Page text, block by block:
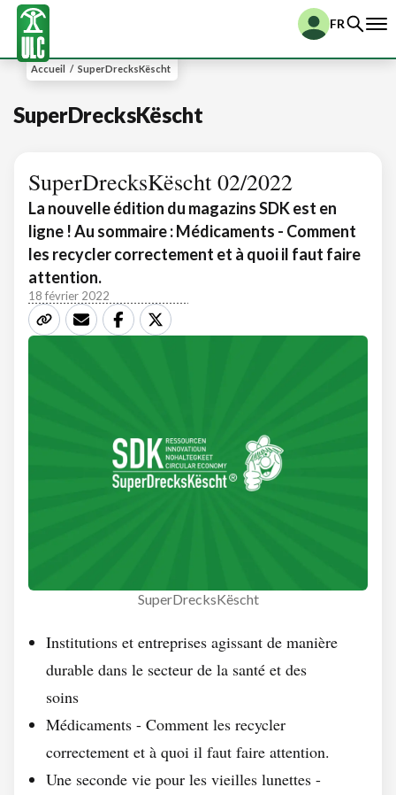
FR
Accueil / SuperDrecksKëscht
SuperDrecksKëscht
SuperDrecksKëscht 02/2022
La nouvelle édition du magazins SDK est en
ligne ! Au sommaire : Médicaments - Comment
les recycler correctement et à quoi il faut faire
attention.
18 février 2022
SuperDrecksKëscht
Institutions et entreprises agissant de manière
durable dans le secteur de la santé et des
soins
Médicaments - Comment les recycler
correctement et à quoi il faut faire attention.
Une seconde vie pour les vieilles lunettes -